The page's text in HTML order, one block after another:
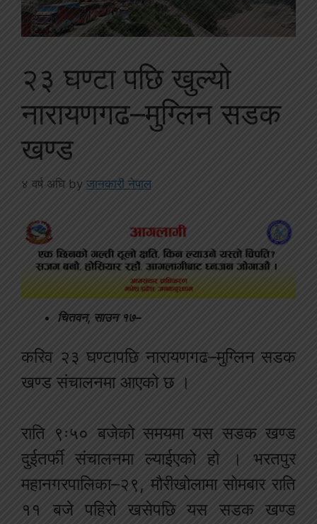
२३ घण्टा पछि खुल्यो
नारायणगढ–मुग्लिन सडक
खण्ड
४ वर्ष अघि by जानकारी नेपाल
चितवन, साउन १७–
करिव २३ घण्टापछि नारायणगढ–मुग्लिन सडक
खण्ड संचालनमा आएको छ ।
राति ९ः५० बजेको समयमा यस सडक खण्ड
दुईतर्फी संचालनमा ल्याईएको हो । भरतपुर
महानगरपालिका–२९, मौरीखोलामा सोमबार राति
११ बजे पहिरो खसेपछि यस सडक खण्ड